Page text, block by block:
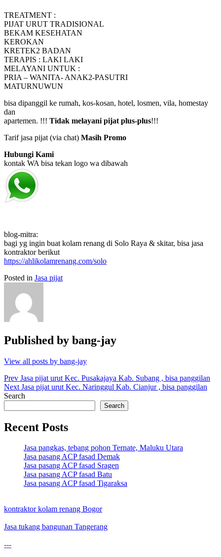
TREATMENT :
PIJAT URUT TRADISIONAL
BEKAM KESEHATAN
KEROKAN
KRETEK2 BADAN
TERAPIS : LAKI LAKI
MELAYANI UNTUK :
PRIA – WANITA- ANAK2-PASUTRI
MATURNUWUN
bisa dipanggil ke rumah, kos-kosan, hotel, losmen, vila, homestay
dan
apartemen. !!! Tidak melayani pijat plus-plus!!!
Tarif jasa pijat (via chat) Masih Promo
Hubungi Kami
kontak WA bisa tekan logo wa dibawah
blog-mitra:
bagi yg ingin buat kolam renang di Solo Raya & skitar, bisa jasa
kontraktor berikut
https://ahlikolamrenang.com/solo
Posted in Jasa pijat
Published by bang-jay
View all posts by bang-jay
Post
navigation
Prev Jasa pijat urut Kec. Pusakajaya Kab. Subang , bisa panggilan
Next Jasa pijat urut Kec. Naringgul Kab. Cianjur , bisa panggilan
Search
Search
Recent Posts
Jasa pangkas, tebang pohon Ternate, Maluku Utara
Jasa pasang ACP fasad Demak
Jasa pasang ACP fasad Sragen
Jasa pasang ACP fasad Batu
Jasa pasang ACP fasad Tigaraksa
kontraktor kolam renang Bogor
Jasa tukang bangunan Tangerang
---